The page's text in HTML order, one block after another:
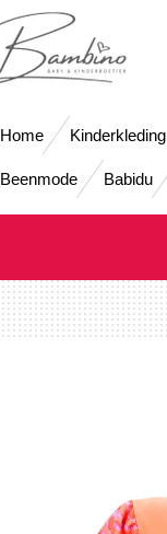
Home Kinderkleding
Beenmode Babidu